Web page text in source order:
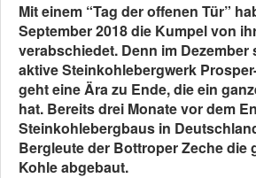
Mit einem “Tag der offenen Tür”
September 2018 die Kumpel von
verabschiedet. Denn im Dezember
aktive Steinkohlebergwerk
geht eine Ära zu Ende, die ein
hat. Bereits drei Monate vor dem
Steinkohlebergbaus in
Bergleute der Bottroper Zeche die
Kohle abgebaut.